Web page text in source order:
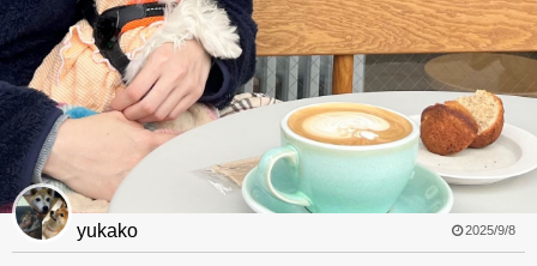
yukako 2025/9/8